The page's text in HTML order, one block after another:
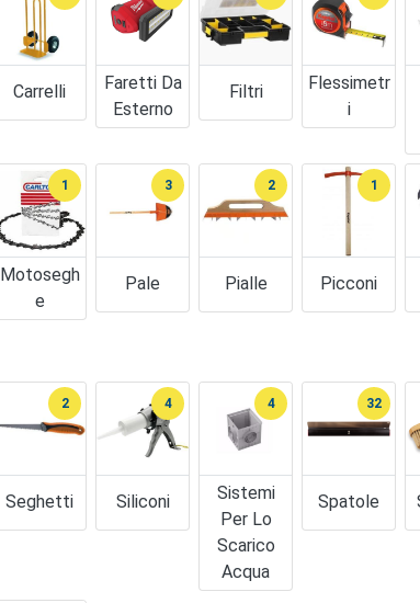
Carrelli
Faretti Da
Esterno
Filtri
Flessimetr
I
Motosegh
E
1
Pale
3
Pialle
2
Picconi
1
Seghetti
2
Siliconi
4
Sistemi
Per Lo
Scarico
Acqua
4
Spatole
32